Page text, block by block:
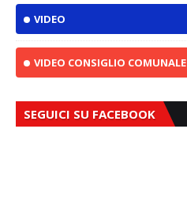
VIDEO
VIDEO CONSIGLIO COMUNALE
SEGUICI SU FACEBOOK